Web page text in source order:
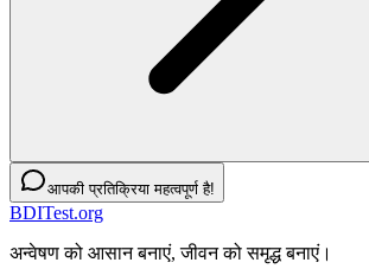
आपकी प्रतिक्रिया महत्वपूर्ण है!
BDITest.org
अन्वेषण को आसान बनाएं, जीवन को समृद्ध बनाएं।